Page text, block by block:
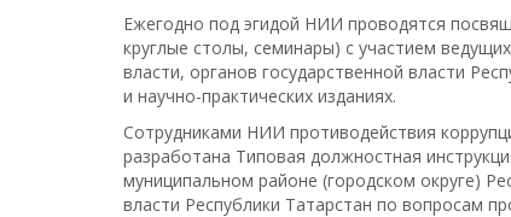
Ежегодно под эгидой НИИ проводятся
круглые столы, семинары) с участием
власти, органов государственной власти
и научно-практических изданиях.
Сотрудниками НИИ противодействия
разработана Типовая должностная
муниципальном районе (городском округе)
власти Республики Татарстан по вопросам